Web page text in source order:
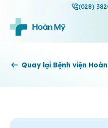
(028)
Quay lại Bệnh viện